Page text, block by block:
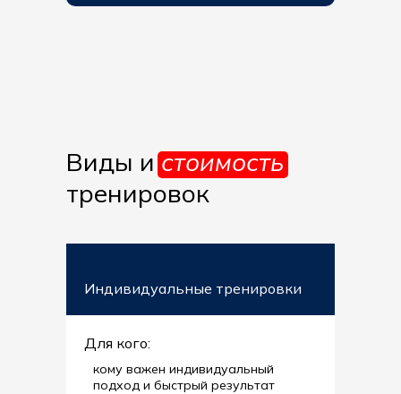
Виды истоимость
тренировок
Для кого:
кому важен индивидуальный
подход и быстрый результат
Индивидуальные тренировки